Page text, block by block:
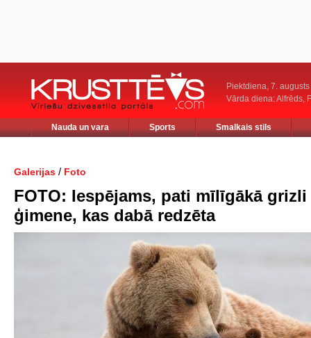
Piektdiena, 7. augusts
Vārda diena: Alfrēds,
Nauda un vara Sports Smalkais stils
Galerijas / Foto
FOTO: Iespējams, pati mīlīgākā
ģimene, kas dabā redzēta